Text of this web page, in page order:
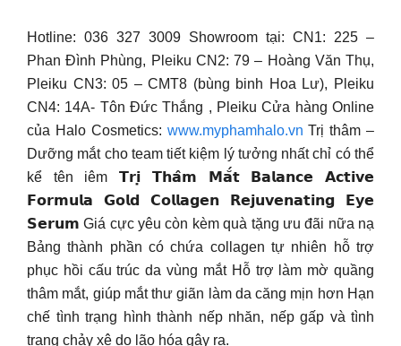
Hotline: ‎036 327 3009 Showroom tại: CN1: 225 –
Phan Đình Phùng, Pleiku CN2: 79 – Hoàng Văn Thụ,
Pleiku CN3: 05 – CMT8 (bùng binh Hoa Lư), Pleiku
CN4: 14A- Tôn Đức Thắng , Pleiku Cửa hàng Online
của Halo Cosmetics: www.myphamhalo.vn Trị thâm –
Dưỡng mắt cho team tiết kiệm lý tưởng nhất chỉ có thể
kể tên iêm 𝗧𝗿𝗶̣ 𝗧𝗵𝗮̂𝗺 𝗠𝗮̆́𝘁 𝗕𝗮𝗹𝗮𝗻𝗰𝗲 𝗔𝗰𝘁𝗶𝘃𝗲
𝗙𝗼𝗿𝗺𝘂𝗹𝗮 𝗚𝗼𝗹𝗱 𝗖𝗼𝗹𝗹𝗮𝗴𝗲𝗻 𝗥𝗲𝗷𝘂𝘃𝗲𝗻𝗮𝘁𝗶𝗻𝗴 𝗘𝘆𝗲
𝗦𝗲𝗿𝘂𝗺 Giá cực yêu còn kèm quà tặng ưu đãi nữa nạ
Bảng thành phần có chứa collagen tự nhiên hỗ trợ
phục hồi cấu trúc da vùng mắt Hỗ trợ làm mờ quầng
thâm mắt, giúp mắt thư giãn làm da căng mịn hơn Hạn
chế tình trạng hình thành nếp nhăn, nếp gấp và tình
trạng chảy xệ do lão hóa gây ra.